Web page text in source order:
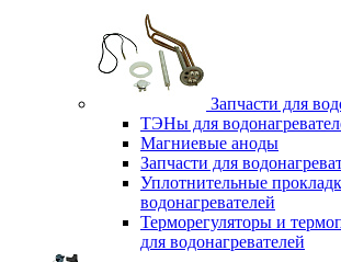
Запчасти для
ТЭНы для
Магниевые аноды
Запчасти для
Уплотнительные
водонагревателей
Терморегуляторы и
для водонагревателей